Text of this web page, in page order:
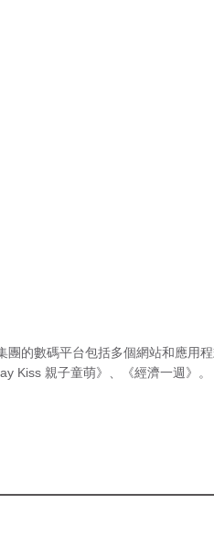
團的數碼平台包括多個網站和應用
Kiss 親子童萌》
《經濟一週》 。